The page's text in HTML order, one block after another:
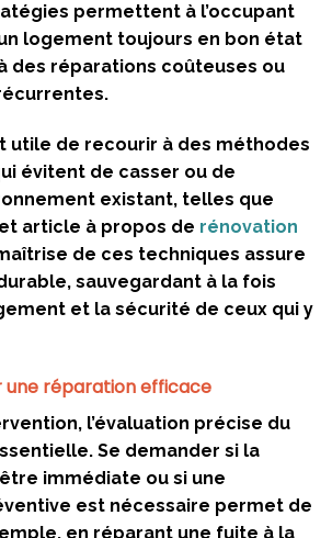
permettent à l’occupant
logement toujours en bon état
des réparations coûteuses ou
utile de recourir à des méthodes
évitent de casser ou de
existant, telles que
article à propos de rénovation
de ces techniques assure
sauvegardant à la fois
et la sécurité de ceux qui y
une réparation efficace
l’évaluation précise du
Se demander si la
immédiate ou si une
est nécessaire permet de
en réparant une fuite à la